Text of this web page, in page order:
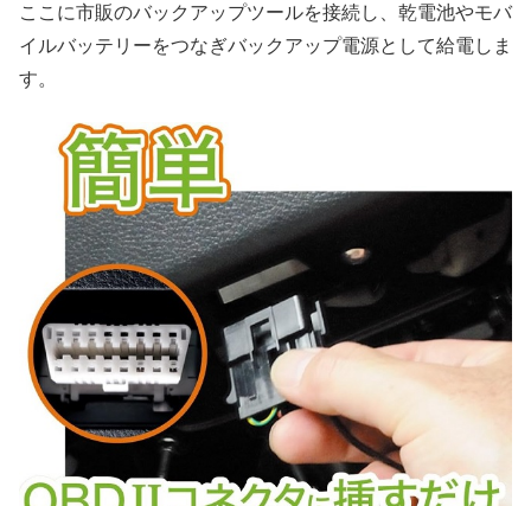
ここに市販のバックアップツールを接続し、乾電池やモバ
イルバッテリーをつなぎバックアップ電源として給電しま
す。